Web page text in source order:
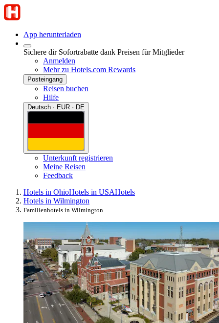
App herunterladen
Sichere dir Sofortrabatte dank Preisen für Mitglieder
Anmelden
Mehr zu Hotels.com Rewards
Posteingang
Reisen buchen
Hilfe
Deutsch · EUR · DE
Unterkunft registrieren
Meine Reisen
Feedback
Hotels in OhioHotels in USAHotels
Hotels in Wilmington
Familienhotels in Wilmington